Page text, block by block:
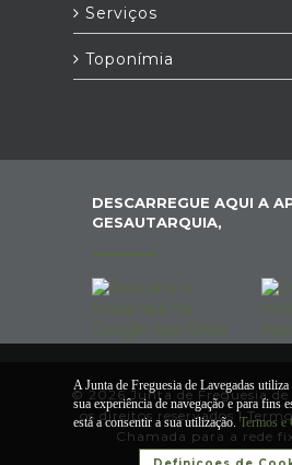
Serviços
Toponímia
DESCARREGUE AQUI A
GESAUTARQUIA,
© 2026 Junta de Freguesia de
os direitos reservados |
Chamada para a rede
A Junta de Freguesia de Lavegadas
sua experiência de navegação e para fins
está a consentir a sua utilização. Termos e